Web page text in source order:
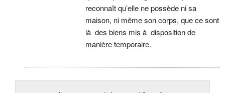
reconnaît qu’elle ne possède ni sa
maison, ni même son corps, que ce sont
là des biens mis à disposition de
manière temporaire.